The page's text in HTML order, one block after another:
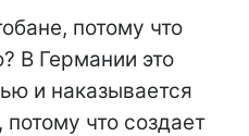
потому что
В Германии это
и наказывается
что создает